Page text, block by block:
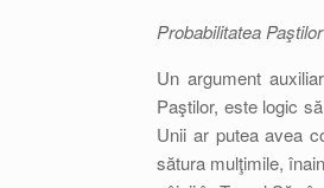
Probabilitatea Paştilor
Un argument
Paştilor, este logic
Unii ar putea avea
sătura mulţimile,